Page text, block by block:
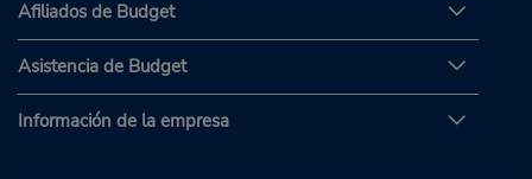
Afiliados de Budget
Asistencia de Budget
Información de la empresa